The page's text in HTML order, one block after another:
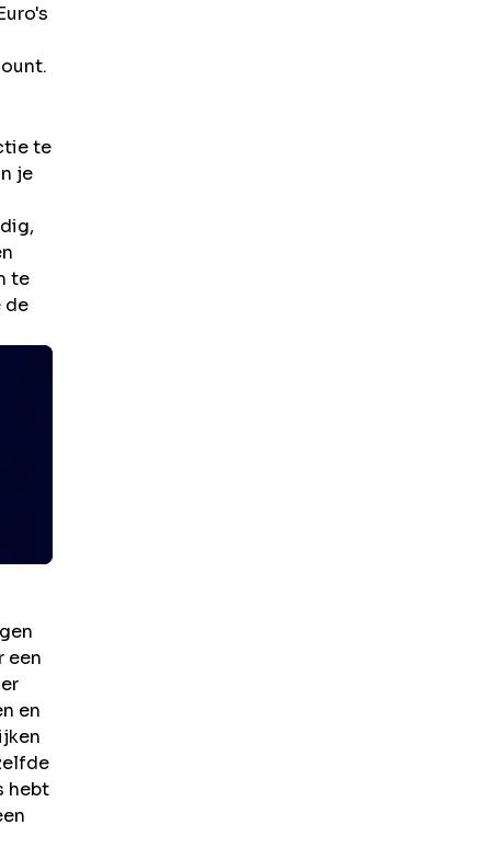
te
je
te
de
een
en
hebt